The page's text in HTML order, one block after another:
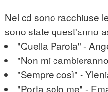
Nel cd sono racchiuse
sono state quest'anno
"Quella Parola" -
"Non mi
"Sempre così" -
"Porta solo me" -